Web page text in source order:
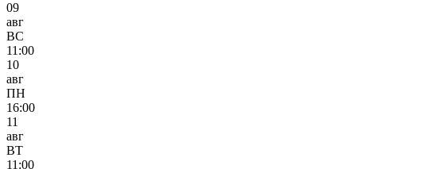
09
авг
ВС
11:00
10
авг
ПН
16:00
11
авг
ВТ
11:00